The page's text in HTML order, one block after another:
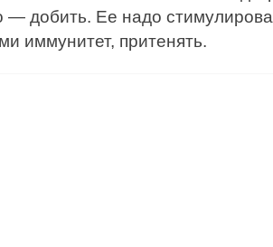
— добить. Ее надо
иммунитет, притенять.